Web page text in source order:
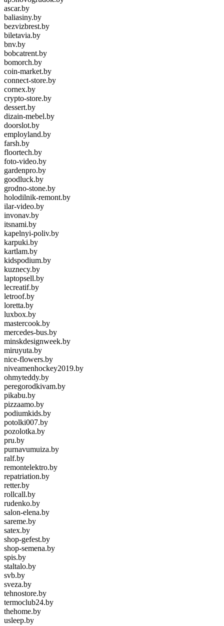
ascar.by
baliasiny.by
bezvizbrest.by
biletavia.by
bnv.by
bobcatrent.by
bomorch.by
coin-market.by
connect-store.by
cornex.by
crypto-store.by
dessert.by
dizain-mebel.by
doorslot.by
employland.by
farsh.by
floortech.by
foto-video.by
gardenpro.by
goodluck.by
grodno-stone.by
holodilnik-remont.by
ilar-video.by
invonav.by
itsnami.by
kapelnyi-poliv.by
karpuki.by
kartlam.by
kidspodium.by
kuznecy.by
laptopsell.by
lecreatif.by
letroof.by
loretta.by
luxbox.by
mastercook.by
mercedes-bus.by
minskdesignweek.by
miruyuta.by
nice-flowers.by
niveamenhockey2019.by
ohmyteddy.by
peregorodkivam.by
pikabu.by
pizzaamo.by
podiumkids.by
potolki007.by
pozolotka.by
pru.by
purnavumuiza.by
ralf.by
remontelektro.by
repatriation.by
retter.by
rollcall.by
rudenko.by
salon-elena.by
sareme.by
satex.by
shop-gefest.by
shop-semena.by
spis.by
staltalo.by
svb.by
sveza.by
tehnostore.by
termoclub24.by
thehome.by
usleep.by